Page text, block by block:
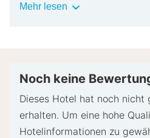
Gebühren an, die abhängig
bar für unvorhergesehene
versucht, Sonderwünschen
Mehr lesen Wichtige
Noch keine
Dieses Hotel hat noch nicht
erhalten. Um eine hohe
Hotelinformationen zu